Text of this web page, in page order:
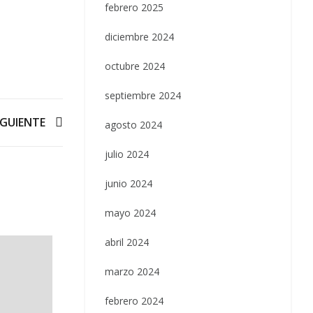
febrero 2025
diciembre 2024
octubre 2024
septiembre 2024
agosto 2024
julio 2024
junio 2024
mayo 2024
abril 2024
marzo 2024
febrero 2024